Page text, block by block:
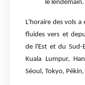
le lendemain.
L'horaire des vols a
fluides vers et
de l'Est et du Sud-
Kuala Lumpur,
Séoul, Tokyo,